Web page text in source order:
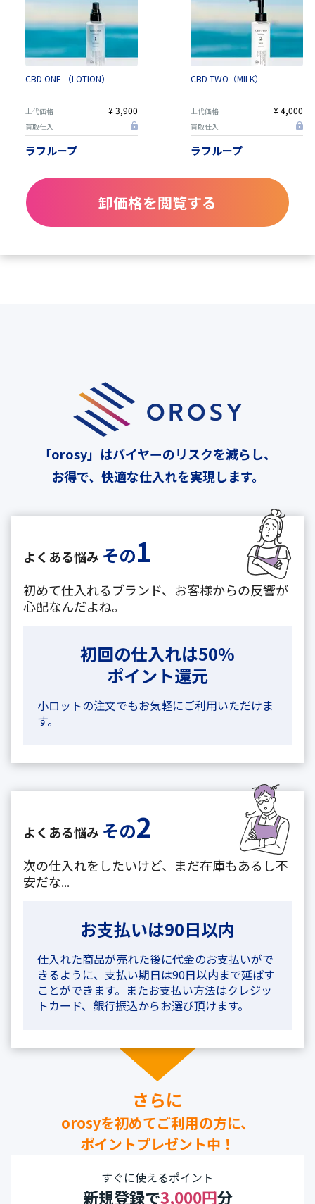
CBD ONE （LOTION）
上代価格 ¥ 3,900
買取仕入
ラフループ
CBD TWO（MILK）
上代価格 ¥ 4,000
買取仕入
ラフループ
卸価格を閲覧する
「orosy」はバイヤーのリスクを減らし、
お得で、快適な仕入れを実現します。
よくある悩み その1
初めて仕入れるブランド、お客様からの反響が
心配なんだよね。
初回の仕入れは50%
ポイント還元
小ロットの注文でもお気軽にご利用いただけま
す。
よくある悩み その2
次の仕入れをしたいけど、まだ在庫もあるし不
安だな...
お支払いは90日以内
仕入れた商品が売れた後に代金のお支払いがで
きるように、支払い期日は90日以内まで延ばす
ことができます。またお支払い方法はクレジッ
トカード、銀行振込からお選び頂けます。
さらに
orosyを初めてご利用の方に、
ポイントプレゼント中！
すぐに使えるポイント
新規登録で3,000円分